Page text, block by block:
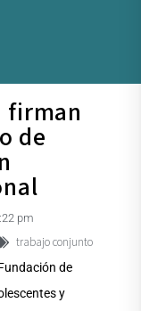
firman
de
pm
trabajo conjunto
de
y